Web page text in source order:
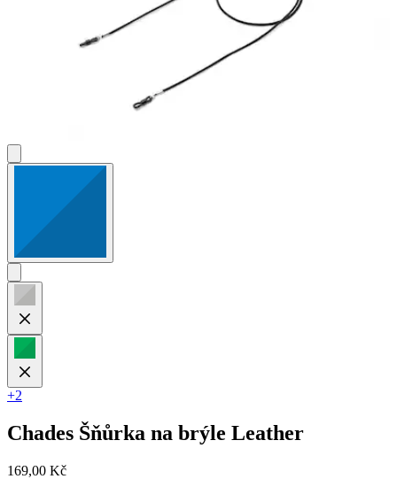
+2
Chades Šňůrka na brýle Leather
169,00 Kč